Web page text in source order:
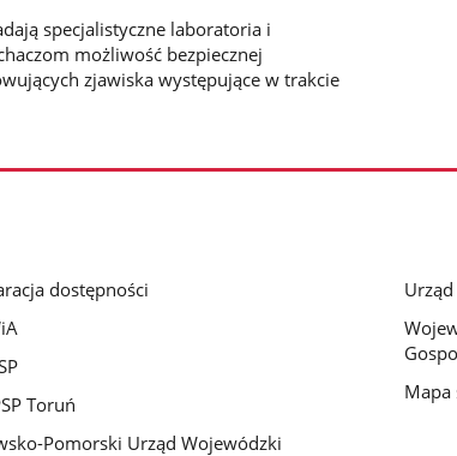
specjalistyczne laboratoria i
możliwość bezpiecznej
zjawiska występujące w trakcie
dostępności
Toruń
Pomorski Urząd Wojewódzki